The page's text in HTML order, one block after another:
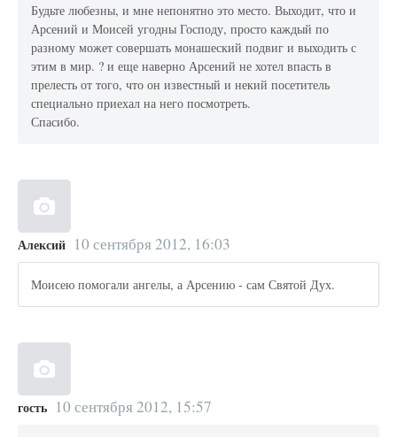
Будьте любезны, и мне непонятно это место. Выходит, что и
Арсений и Моисей угодны Господу, просто каждый по
разному может совершать монашеский подвиг и выходить с
этим в мир. ? и еще наверно Арсений не хотел впасть в
прелесть от того, что он известный и некий посетитель
специально приехал на него посмотреть.
Спасибо.
Алексий 10 сентября 2012, 16:03
Моисею помогали ангелы, а Арсению - сам Святой Дух.
гость 10 сентября 2012, 15:57